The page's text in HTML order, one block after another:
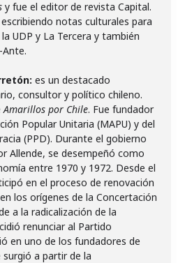
y fue el editor de revista Capital.
notas culturales para
UDP y La Tercera y también
es un destacado
consultor y político chileno.
Amarillos por Chile. Fue fundador
Popular Unitaria (MAPU) y del
(PPD). Durante el gobierno
Allende, se desempeñó como
entre 1970 y 1972. Desde el
en el proceso de renovación
los orígenes de la Concertación
a la radicalización de la
renunciar al Partido
en uno de los fundadores de
a partir de la